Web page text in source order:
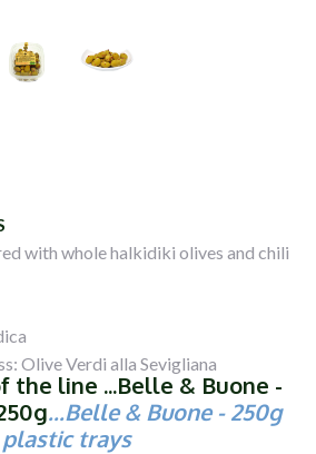
with whole halkidiki olives and chili
Olive Verdi alla Sevigliana
the line ...Belle & Buone -
...Belle & Buone - 250g
plastic trays